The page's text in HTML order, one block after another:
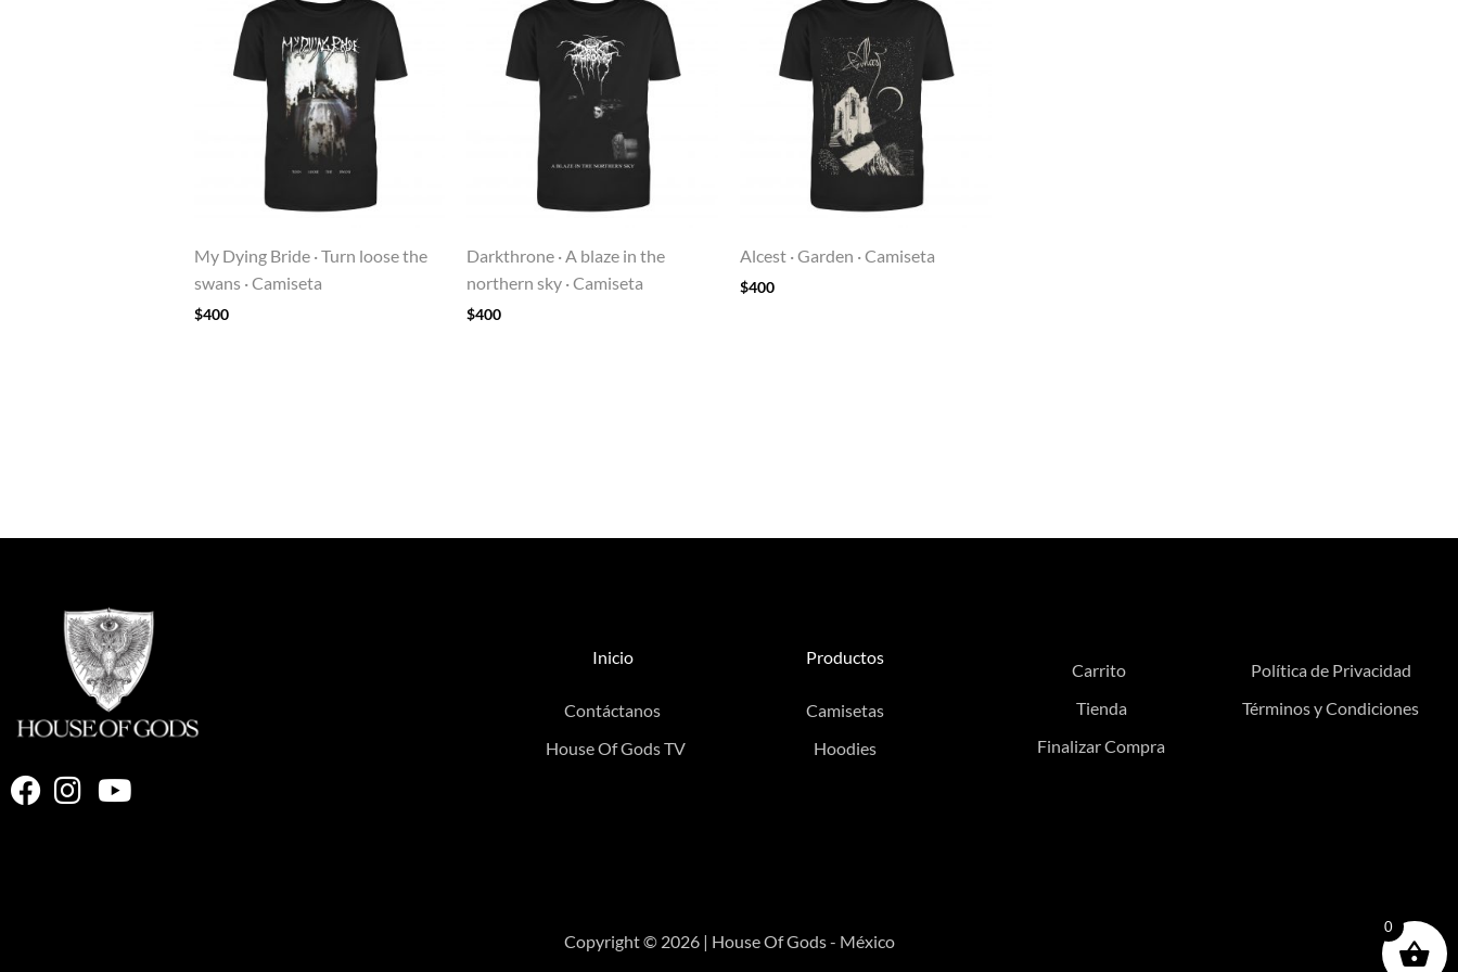
My Dying Bride · Turn loose the
swans · Camiseta
$400
Darkthrone · A blaze in the
northern sky · Camiseta
$400
Alcest · Garden · Camiseta
$400
Inicio
Contáctanos
House Of Gods TV
Productos
Camisetas
Hoodies
Carrito
Tienda
Finalizar Compra
Política de Privacidad
Términos y Condiciones
Copyright © 2026 | House Of Gods - México
0